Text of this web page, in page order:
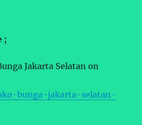
;
Jakarta Selatan on
bunga-jakarta-selatan-